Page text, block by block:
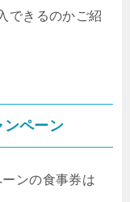
できるのかご紹
ペーン
ンの食事券は